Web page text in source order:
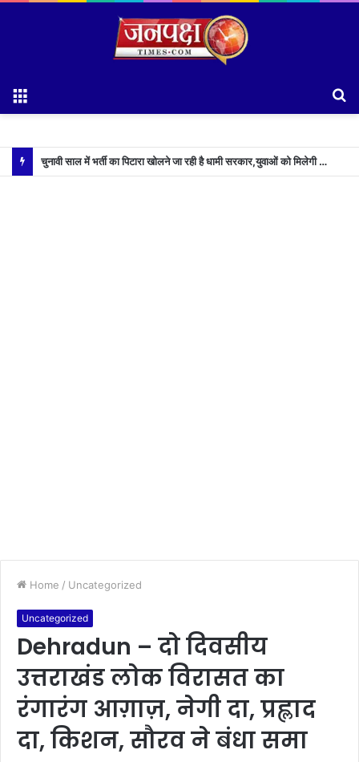
चुनावी साल में भर्ती का पिटारा खोलने जा रही है धामी सरकार,युवाओं को मिलेगी 34 हजार रिकॉर्ड भर्तियों की सौगात
Home / Uncategorized
Uncategorized
Dehradun – दो दिवसीय
उत्तराखंड लोक विरासत का
रंगारंग आग़ाज़, नेगी दा, प्रह्लाद
दा, किशन, सौरव ने बंधा समा